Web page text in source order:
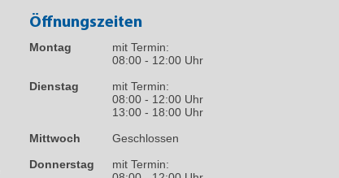
Öffnungszeiten
Montag
mit Termin:
08:00 - 12:00 Uhr
Dienstag
mit Termin:
08:00 - 12:00 Uhr
13:00 - 18:00 Uhr
Mittwoch
Geschlossen
Donnerstag
mit Termin: